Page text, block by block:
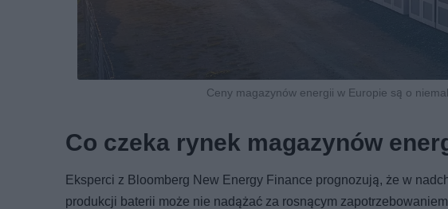
Ceny magazynów energii w Europie są o
Co czeka rynek magazynów
Eksperci z Bloomberg New Energy Finance prognozują, że w
produkcji baterii może nie nadążać za rosnącym